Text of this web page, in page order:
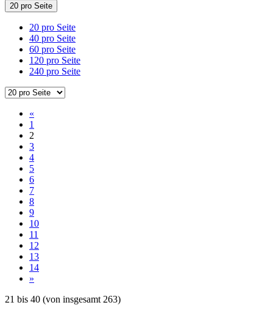
20 pro Seite
20 pro Seite
40 pro Seite
60 pro Seite
120 pro Seite
240 pro Seite
«
1
2
3
4
5
6
7
8
9
10
11
12
13
14
»
21 bis 40 (von insgesamt 263)